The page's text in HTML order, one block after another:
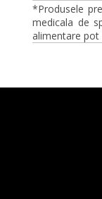
*Produsele
medicala de
alimentare pot